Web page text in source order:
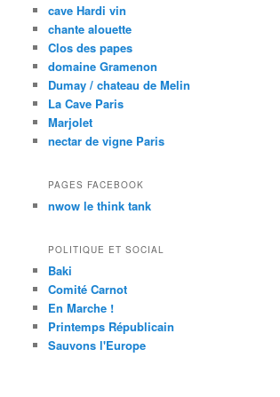
cave Hardi vin
chante alouette
Clos des papes
domaine Gramenon
Dumay / chateau de Melin
La Cave Paris
Marjolet
nectar de vigne Paris
PAGES FACEBOOK
nwow le think tank
POLITIQUE ET SOCIAL
Baki
Comité Carnot
En Marche !
Printemps Républicain
Sauvons l'Europe